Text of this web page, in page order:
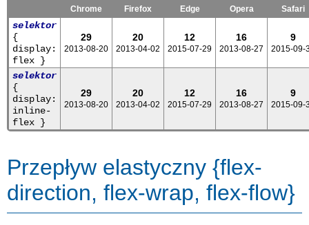
Chrome Firefox Edge Opera Safari
selektor
{
display:
flex }
29
2013-08-20
20
2013-04-02
12
2015-07-29
16
2013-08-27
9
2015-09-
selektor
{
display:
inline-
flex }
29
2013-08-20
20
2013-04-02
12
2015-07-29
16
2013-08-27
9
2015-09-
Przepływ elastyczny {flex-
direction, flex-wrap, flex-flow}